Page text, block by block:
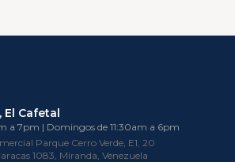
El Cafetal
a 7pm | Domingos de 11:30am a 6pm
Parque Cerro Verde, E1, 20
1083, Miranda, Venezuela